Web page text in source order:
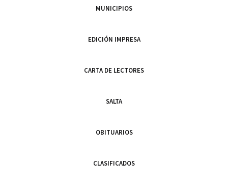
MUNICIPIOS
EDICIÓN IMPRESA
CARTA DE LECTORES
SALTA
OBITUARIOS
CLASIFICADOS